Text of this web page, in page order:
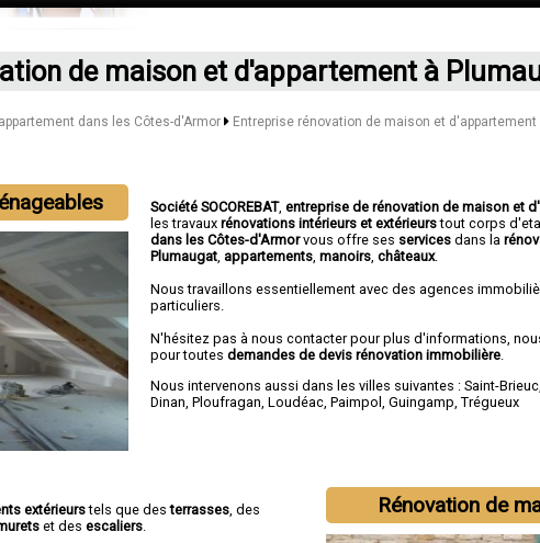
de maison et d'appartement à
dans les Côtes-d'Armor Entreprise rénovation de maison et d'appartement
Société SOCOREBAT,entreprise de rénovation de maison et
les travauxrénovations intérieurs et extérieurstout corps
dans les Côtes-d'Armorvous offre ses services dans la
Plumaugat appartements ,manoirs ,châteaux.
Nous travaillons essentiellement avec des agences
particuliers.
N'hésitez pas à nous contacter pour plus d'informations,
pour toutesdemandes de devis rénovation immobilière
Nous intervenons aussi dans les villes suivantes :Saint-Brieuc
Dinan ,Ploufragan ,Loudéac ,Paimpol ,Guingamp ,Trégueux
Rénovation de
extérieurstels que desterrasses , des
et des escaliers